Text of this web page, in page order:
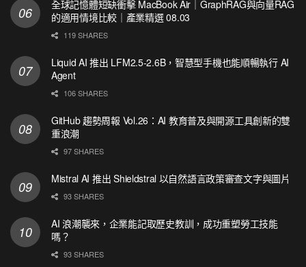
全球記憶體短缺衝擊 MacBook Air｜GraphRAG與向量RAG
的適用情境比較｜產業精選 08.03
119 SHARES
Liquid AI 推出 LFM2.5-2.6B，智慧型手機也能順暢執行 AI
Agent
106 SHARES
GitHub 趨勢周報 Vol.26：AI 教育普及與開源工具創新的雙
重浪潮
97 SHARES
Mistral AI 推出 Shieldstral 以自然語言政策審查文字與圖片
93 SHARES
AI 浪潮襲來，企業能記取歷史教訓，成功重塑勞工技能
嗎？
93 SHARES